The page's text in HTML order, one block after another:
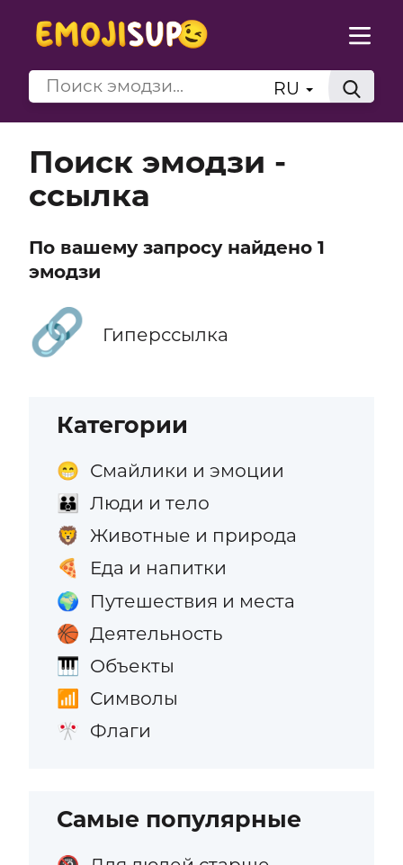
RU
Поиск эмодзи -
ссылка
По вашему запросу найдено 1
эмодзи
🔗 Гиперссылка
Категории
😁 Смайлики и эмоции
👪 Люди и тело
🦁 Животные и природа
🍕 Еда и напитки
🌍 Путешествия и места
🏀 Деятельность
🎹 Объекты
📶 Символы
🎌 Флаги
Самые популярные